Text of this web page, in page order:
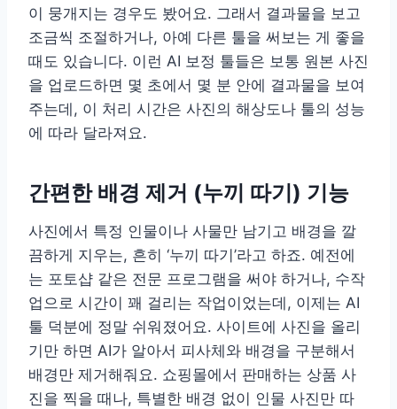
이 뭉개지는 경우도 봤어요. 그래서 결과물을 보고
조금씩 조절하거나, 아예 다른 툴을 써보는 게 좋을
때도 있습니다. 이런 AI 보정 툴들은 보통 원본 사진
을 업로드하면 몇 초에서 몇 분 안에 결과물을 보여
주는데, 이 처리 시간은 사진의 해상도나 툴의 성능
에 따라 달라져요.
간편한 배경 제거 (누끼 따기) 기능
사진에서 특정 인물이나 사물만 남기고 배경을 깔
끔하게 지우는, 흔히 ‘누끼 따기’라고 하죠. 예전에
는 포토샵 같은 전문 프로그램을 써야 하거나, 수작
업으로 시간이 꽤 걸리는 작업이었는데, 이제는 AI
툴 덕분에 정말 쉬워졌어요. 사이트에 사진을 올리
기만 하면 AI가 알아서 피사체와 배경을 구분해서
배경만 제거해줘요. 쇼핑몰에서 판매하는 상품 사
진을 찍을 때나, 특별한 배경 없이 인물 사진만 따